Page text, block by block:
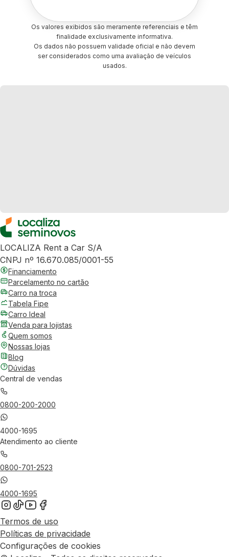
Os valores exibidos são meramente referenciais e têm
finalidade exclusivamente informativa.
Os dados não possuem validade oficial e não devem
ser considerados como uma avaliação de veículos
usados.
LOCALIZA Rent a Car S/A
CNPJ nº 16.670.085/0001-55
Financiamento
Parcelamento no cartão
Carro na troca
Tabela Fipe
Carro Ideal
Venda para lojistas
Quem somos
Nossas lojas
Blog
Dúvidas
Central de vendas
0800-200-2000
4000-1695
Atendimento ao cliente
0800-701-2523
4000-1695
Termos de uso
Políticas de privacidade
Configurações de cookies